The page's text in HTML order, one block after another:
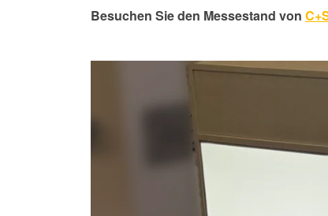
Besuchen Sie den Messestand von